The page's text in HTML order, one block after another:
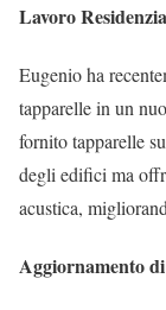
Lavoro
Eugenio ha
tapparelle in un
fornito tapparelle
degli edifici ma
acustica,
Aggiornamento